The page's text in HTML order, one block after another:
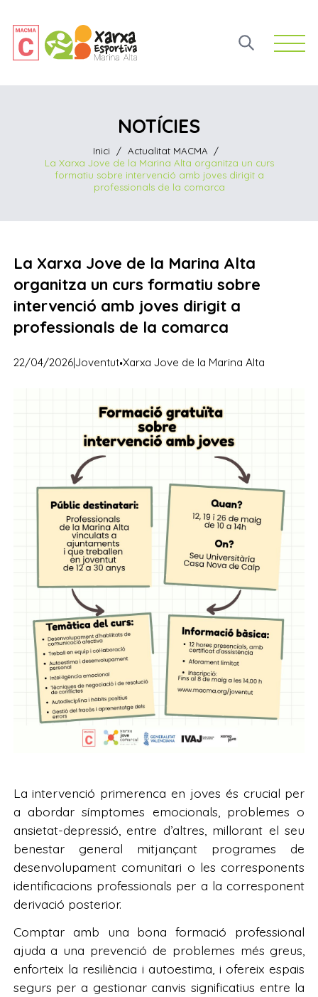
Open
NOTÍCIES
Inici / Actualitat MACMA
/
La Xarxa Jove de la Marina Alta organitza un curs
formatiu sobre intervenció amb joves dirigit a
professionals de la comarca
La Xarxa Jove de la Marina Alta
organitza un curs formatiu sobre
intervenció amb joves dirigit a
professionals de la comarca
22/04/2026|Joventut·Xarxa Jove de la Marina Alta
La intervenció primerenca en joves és crucial per
a abordar símptomes emocionals, problemes o
ansietat-depressió, entre d’altres, millorant el seu
benestar general mitjançant programes de
desenvolupament comunitari o les corresponents
identificacions professionals per a la corresponent
derivació posterior.
Comptar amb una bona formació professional
ajuda a una prevenció de problemes més greus,
enforteix la resiliència i autoestima, i ofereix espais
segurs per a gestionar canvis significatius entre la